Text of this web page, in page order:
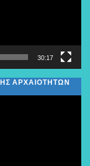
30:17
ΑΡΧΑΙΟΤΗΤΩΝ